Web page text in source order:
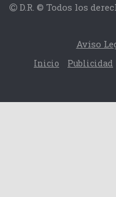
D.R. © Todos los
Aviso
Inicio Publicidad